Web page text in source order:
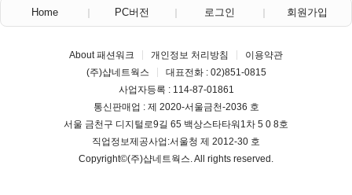
Home PC버전 로그인 회원가입
About 패션워크 개인정보 처리방침
이용약관
(주)샵네트웍스
대표전화 : 02)851-0815
사업자등록 : 114-87-01861
통신판매업 : 제 2020-서울금천-2036 호
서울 금천구 디지털로9길 65 백상스타타워1차 5 0 8호
직업정보제공사업:서울청 제 2012-30 호
Copyright©(주)샵네트웍스. All rights reserved.